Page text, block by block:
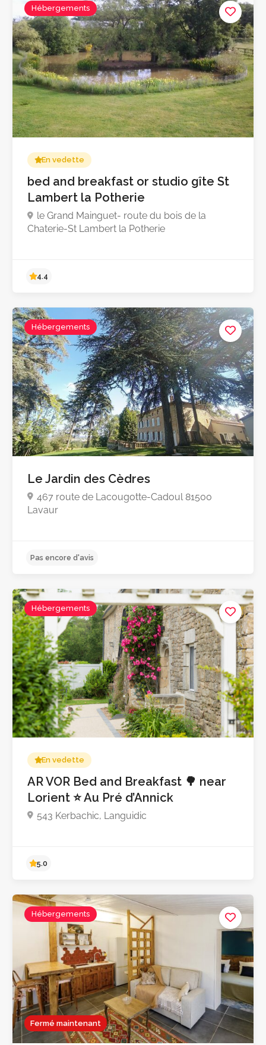
4.9
4.9
Hébergements
En vedette
bed and breakfast or studio gîte St
Lambert la Potherie
le Grand Mainguet- route du bois de la
Chaterie-St Lambert la Potherie
4.4
Hébergements
Le Jardin des Cèdres
467 route de Lacougotte-Cadoul 81500
Lavaur
Hébergements
En vedette
AR VOR Bed and Breakfast 🌳 near
Lorient ⭐ Au Pré d’Annick
543 Kerbachic, Languidic
Fermé maintenant
Hébergements